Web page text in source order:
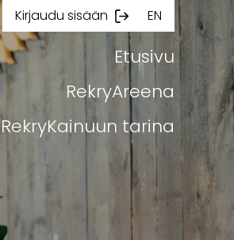
Kirjaudu sisään EN
Etusivu
RekryAreena
RekryKainuun tarina